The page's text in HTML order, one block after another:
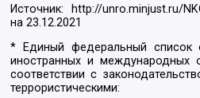
Источник: http://unro.minjust.ru/
на23.12.2021
* Единый федеральный список
иностранных и международных
соответствии с
террористическими: